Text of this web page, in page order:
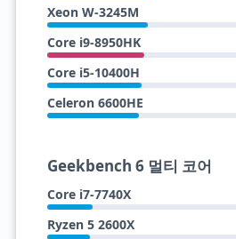
Xeon W-3245M
Core i9-8950HK
Core i5-10400H
Celeron 6600HE
Geekbench 6 멀티 코어
Core i7-7740X
Ryzen 5 2600X